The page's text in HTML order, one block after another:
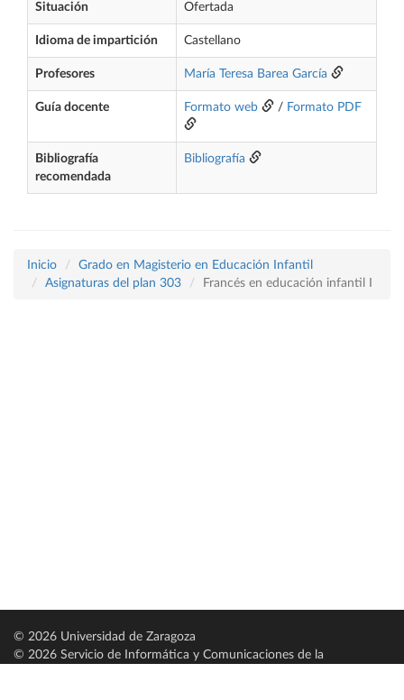
Situación Ofertada
Idioma de impartición Castellano
Profesores María Teresa Barea García
Guía docente Formato web / Formato PDF
Bibliografía
recomendada
Bibliografía
Inicio
Grado en Magisterio en Educación Infantil
Asignaturas del plan 303
Francés en educación infantil I
© 2026 Universidad de Zaragoza
© 2026 Servicio de Informática y Comunicaciones de la